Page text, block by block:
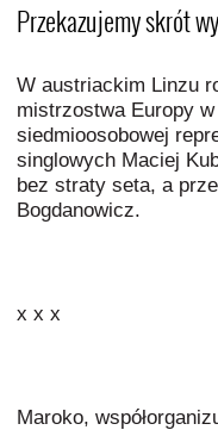
Przekazujemy skrót
W austriackim Linzu
mistrzostwa Europy w
siedmioosobowej
singlowych Maciej
bez straty seta, a
Bogdanowicz.
x x x
Maroko,